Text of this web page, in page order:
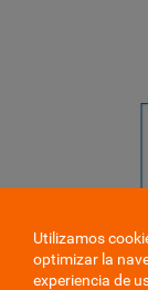
Utilizamos
optimizar la
experiencia de